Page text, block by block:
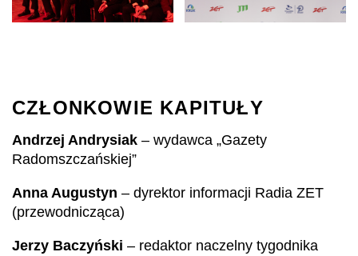
CZŁONKOWIE KAPITUŁY
Andrzej Andrysiak – wydawca „Gazety
Radomszczańskiej”
Anna Augustyn – dyrektor informacji Radia ZET
(przewodnicząca)
Jerzy Baczyński – redaktor naczelny tygodnika